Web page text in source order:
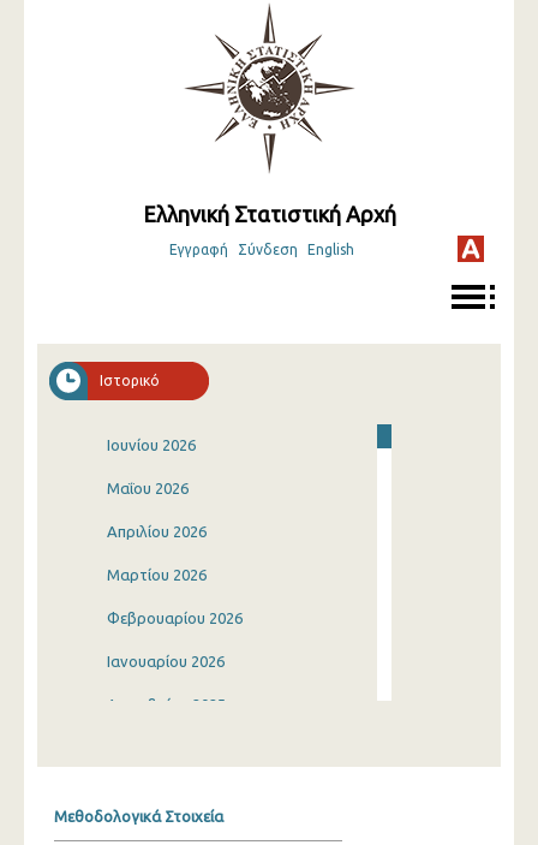
Ελληνική Στατιστική Αρχή
Εγγραφή Σύνδεση English
Ιστορικό
Ιουνίου 2026
Μαΐου 2026
Απριλίου 2026
Μαρτίου 2026
Φεβρουαρίου 2026
Ιανουαρίου 2026
Δεκεμβρίου 2025
Μεθοδολογικά Στοιχεία